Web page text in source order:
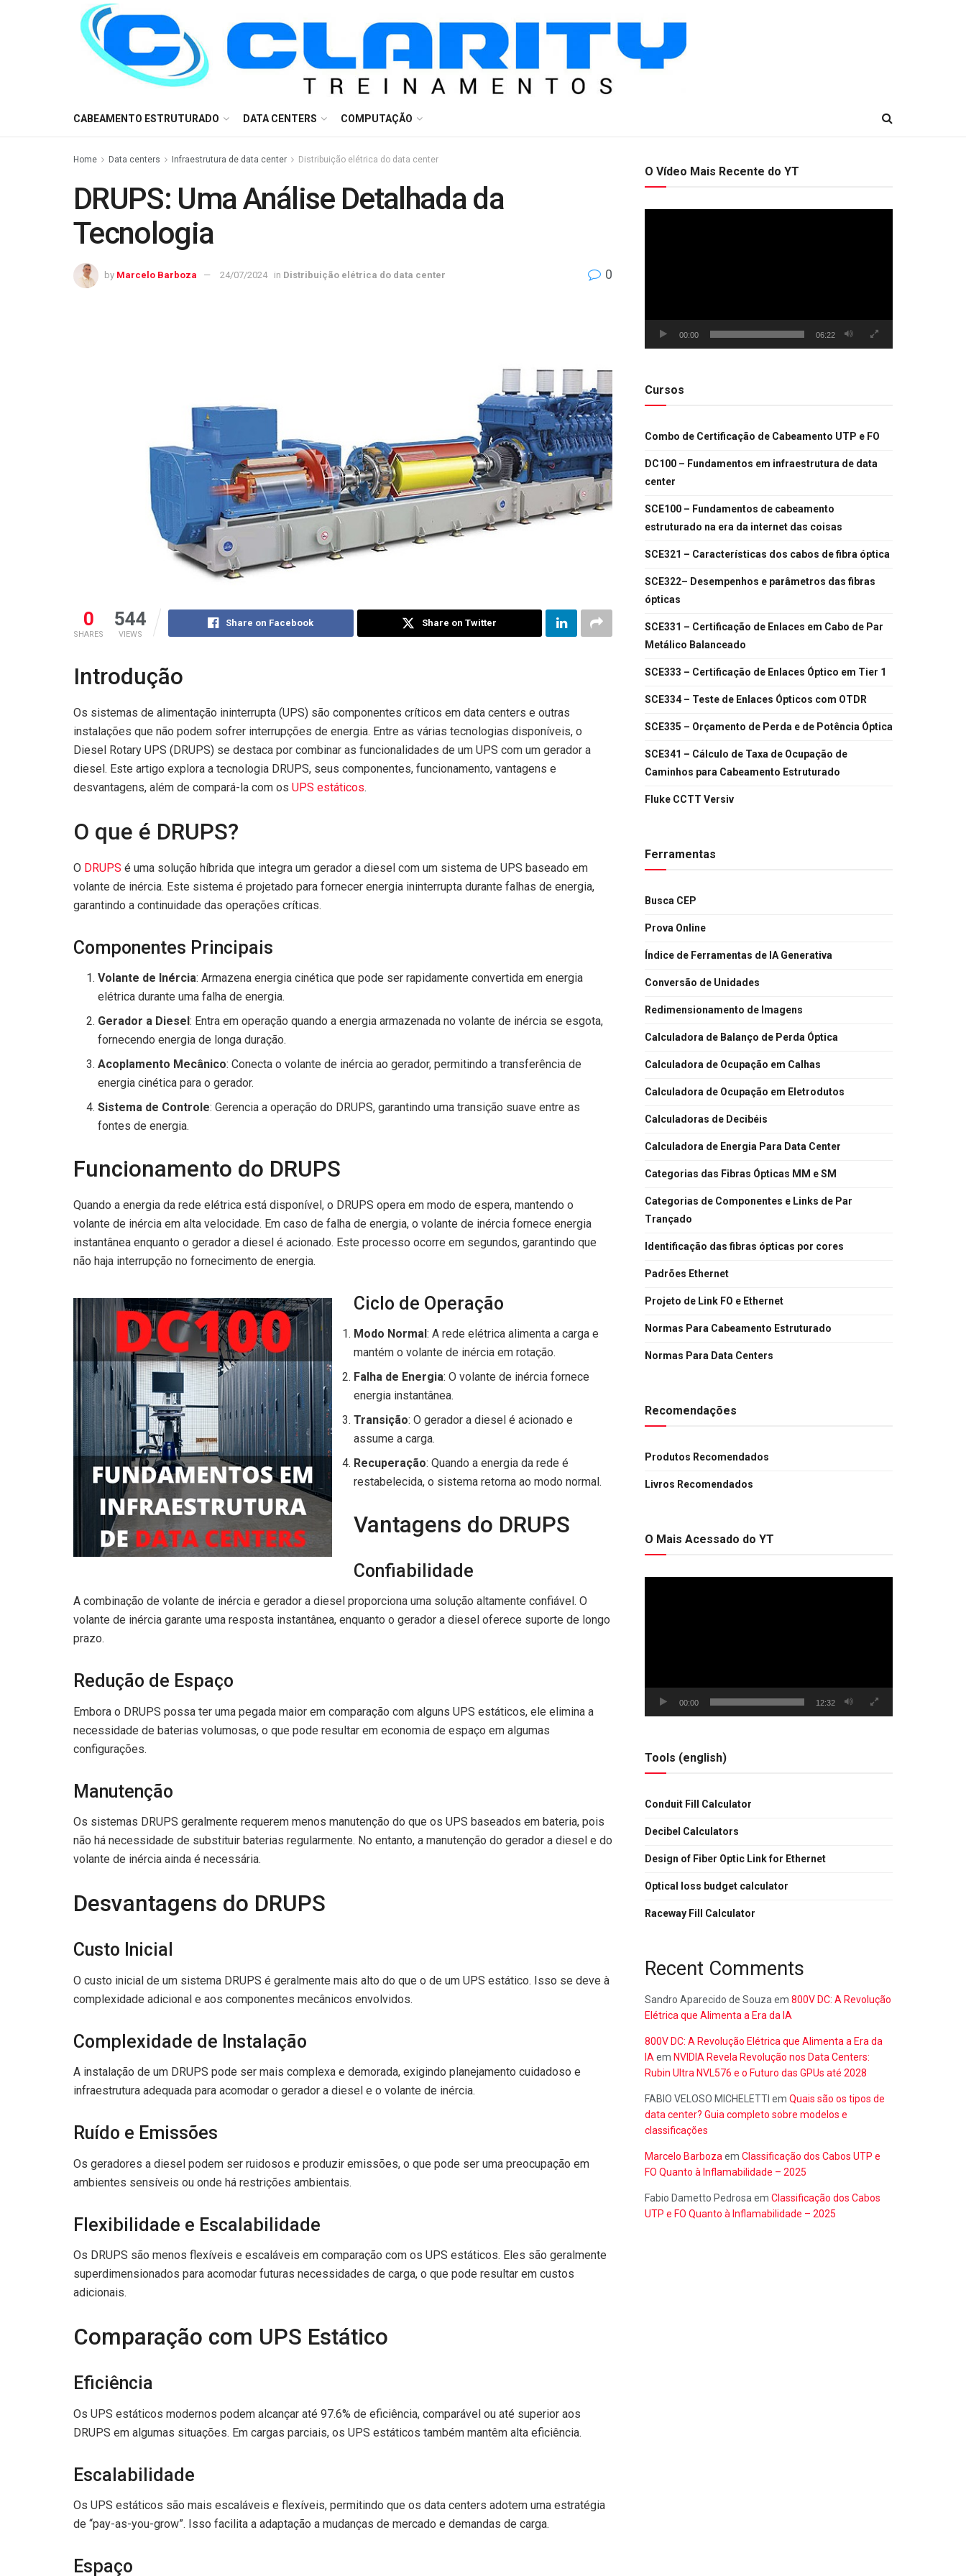
CABEAMENTO ESTRUTURADO DATA CENTERS COMPUTAÇÃO
Home Data centers Infraestrutura de data center Distribuição elétrica do data center
DRUPS: Uma Análise Detalhada da
Tecnologia
by Marcelo Barboza 24/07/2024 in Distribuição elétrica do data center 0
0
SHARES
544
VIEWS
Share on Facebook Share on Twitter
Introdução
Os sistemas de alimentação ininterrupta (UPS) são componentes críticos em data centers e outras
instalações que não podem sofrer interrupções de energia. Entre as várias tecnologias disponíveis, o
Diesel Rotary UPS (DRUPS) se destaca por combinar as funcionalidades de um UPS com um gerador a
diesel. Este artigo explora a tecnologia DRUPS, seus componentes, funcionamento, vantagens e
desvantagens, além de compará-la com os UPS estáticos.
O que é DRUPS?
O DRUPS é uma solução híbrida que integra um gerador a diesel com um sistema de UPS baseado em
volante de inércia. Este sistema é projetado para fornecer energia ininterrupta durante falhas de energia,
garantindo a continuidade das operações críticas.
Componentes Principais
Volante de Inércia: Armazena energia cinética que pode ser rapidamente convertida em energia
elétrica durante uma falha de energia.
Gerador a Diesel: Entra em operação quando a energia armazenada no volante de inércia se esgota,
fornecendo energia de longa duração.
Acoplamento Mecânico: Conecta o volante de inércia ao gerador, permitindo a transferência de
energia cinética para o gerador.
Sistema de Controle: Gerencia a operação do DRUPS, garantindo uma transição suave entre as
fontes de energia.
Funcionamento do DRUPS
Quando a energia da rede elétrica está disponível, o DRUPS opera em modo de espera, mantendo o
volante de inércia em alta velocidade. Em caso de falha de energia, o volante de inércia fornece energia
instantânea enquanto o gerador a diesel é acionado. Este processo ocorre em segundos, garantindo que
não haja interrupção no fornecimento de energia.
Ciclo de Operação
Modo Normal: A rede elétrica alimenta a carga e
mantém o volante de inércia em rotação.
Falha de Energia: O volante de inércia fornece
energia instantânea.
Transição: O gerador a diesel é acionado e
assume a carga.
Recuperação: Quando a energia da rede é
restabelecida, o sistema retorna ao modo normal.
Vantagens do DRUPS
Confiabilidade
A combinação de volante de inércia e gerador a diesel proporciona uma solução altamente confiável. O
volante de inércia garante uma resposta instantânea, enquanto o gerador a diesel oferece suporte de longo
prazo.
Redução de Espaço
Embora o DRUPS possa ter uma pegada maior em comparação com alguns UPS estáticos, ele elimina a
necessidade de baterias volumosas, o que pode resultar em economia de espaço em algumas
configurações.
Manutenção
Os sistemas DRUPS geralmente requerem menos manutenção do que os UPS baseados em bateria, pois
não há necessidade de substituir baterias regularmente. No entanto, a manutenção do gerador a diesel e do
volante de inércia ainda é necessária.
Desvantagens do DRUPS
Custo Inicial
O custo inicial de um sistema DRUPS é geralmente mais alto do que o de um UPS estático. Isso se deve à
complexidade adicional e aos componentes mecânicos envolvidos.
Complexidade de Instalação
A instalação de um DRUPS pode ser mais complexa e demorada, exigindo planejamento cuidadoso e
infraestrutura adequada para acomodar o gerador a diesel e o volante de inércia.
Ruído e Emissões
Os geradores a diesel podem ser ruidosos e produzir emissões, o que pode ser uma preocupação em
ambientes sensíveis ou onde há restrições ambientais.
Flexibilidade e Escalabilidade
Os DRUPS são menos flexíveis e escaláveis em comparação com os UPS estáticos. Eles são geralmente
superdimensionados para acomodar futuras necessidades de carga, o que pode resultar em custos
adicionais.
Comparação com UPS Estático
Eficiência
Os UPS estáticos modernos podem alcançar até 97.6% de eficiência, comparável ou até superior aos
DRUPS em algumas situações. Em cargas parciais, os UPS estáticos também mantêm alta eficiência.
Escalabilidade
Os UPS estáticos são mais escaláveis e flexíveis, permitindo que os data centers adotem uma estratégia
de “pay-as-you-grow”. Isso facilita a adaptação a mudanças de mercado e demandas de carga.
Espaço
O Vídeo Mais Recente do YT
00:00 06:22
Cursos
Combo de Certificação de Cabeamento UTP e FO
DC100 – Fundamentos em infraestrutura de data
center
SCE100 – Fundamentos de cabeamento
estruturado na era da internet das coisas
SCE321 – Características dos cabos de fibra óptica
SCE322– Desempenhos e parâmetros das fibras
ópticas
SCE331 – Certificação de Enlaces em Cabo de Par
Metálico Balanceado
SCE333 – Certificação de Enlaces Óptico em Tier 1
SCE334 – Teste de Enlaces Ópticos com OTDR
SCE335 – Orçamento de Perda e de Potência Óptica
SCE341 – Cálculo de Taxa de Ocupação de
Caminhos para Cabeamento Estruturado
Fluke CCTT Versiv
Ferramentas
Busca CEP
Prova Online
Índice de Ferramentas de IA Generativa
Conversão de Unidades
Redimensionamento de Imagens
Calculadora de Balanço de Perda Óptica
Calculadora de Ocupação em Calhas
Calculadora de Ocupação em Eletrodutos
Calculadoras de Decibéis
Calculadora de Energia Para Data Center
Categorias das Fibras Ópticas MM e SM
Categorias de Componentes e Links de Par
Trançado
Identificação das fibras ópticas por cores
Padrões Ethernet
Projeto de Link FO e Ethernet
Normas Para Cabeamento Estruturado
Normas Para Data Centers
Recomendações
Produtos Recomendados
Livros Recomendados
O Mais Acessado do YT
00:00 12:32
Tools (english)
Conduit Fill Calculator
Decibel Calculators
Design of Fiber Optic Link for Ethernet
Optical loss budget calculator
Raceway Fill Calculator
Recent Comments
Sandro Aparecido de Souza em 800V DC: A Revolução
Elétrica que Alimenta a Era da IA
800V DC: A Revolução Elétrica que Alimenta a Era da
IA em NVIDIA Revela Revolução nos Data Centers:
Rubin Ultra NVL576 e o Futuro das GPUs até 2028
FABIO VELOSO MICHELETTI em Quais são os tipos de
data center? Guia completo sobre modelos e
classificações
Marcelo Barboza em Classificação dos Cabos UTP e
FO Quanto à Inflamabilidade – 2025
Fabio Dametto Pedrosa em Classificação dos Cabos
UTP e FO Quanto à Inflamabilidade – 2025